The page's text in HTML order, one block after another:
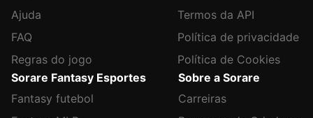
Ajuda
FAQ
Regras do jogo
Termos da API
Política de privacidade
Política de Cookies
Sorare Fantasy Esportes
Fantasy futebol
Sobre a Sorare
Carreiras